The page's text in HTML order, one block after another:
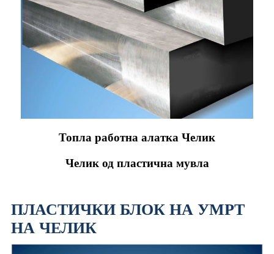
Топла работна алатка Челик
Челик од пластична мувла
ПЛАСТИЧКИ БЛОК НА УМРТ
НА ЧЕЛИК